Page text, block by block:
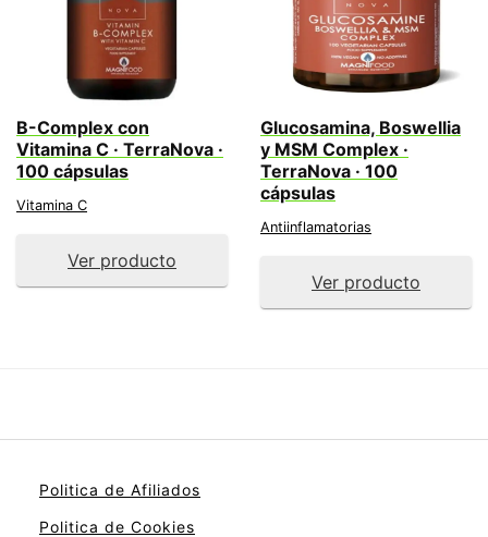
B-Complex con
Vitamina C · TerraNova ·
100 cápsulas
Vitamina C
Ver producto
Glucosamina, Boswellia
y MSM Complex ·
TerraNova · 100
cápsulas
Antiinflamatorias
Ver producto
Politica de Afiliados
Politica de Cookies